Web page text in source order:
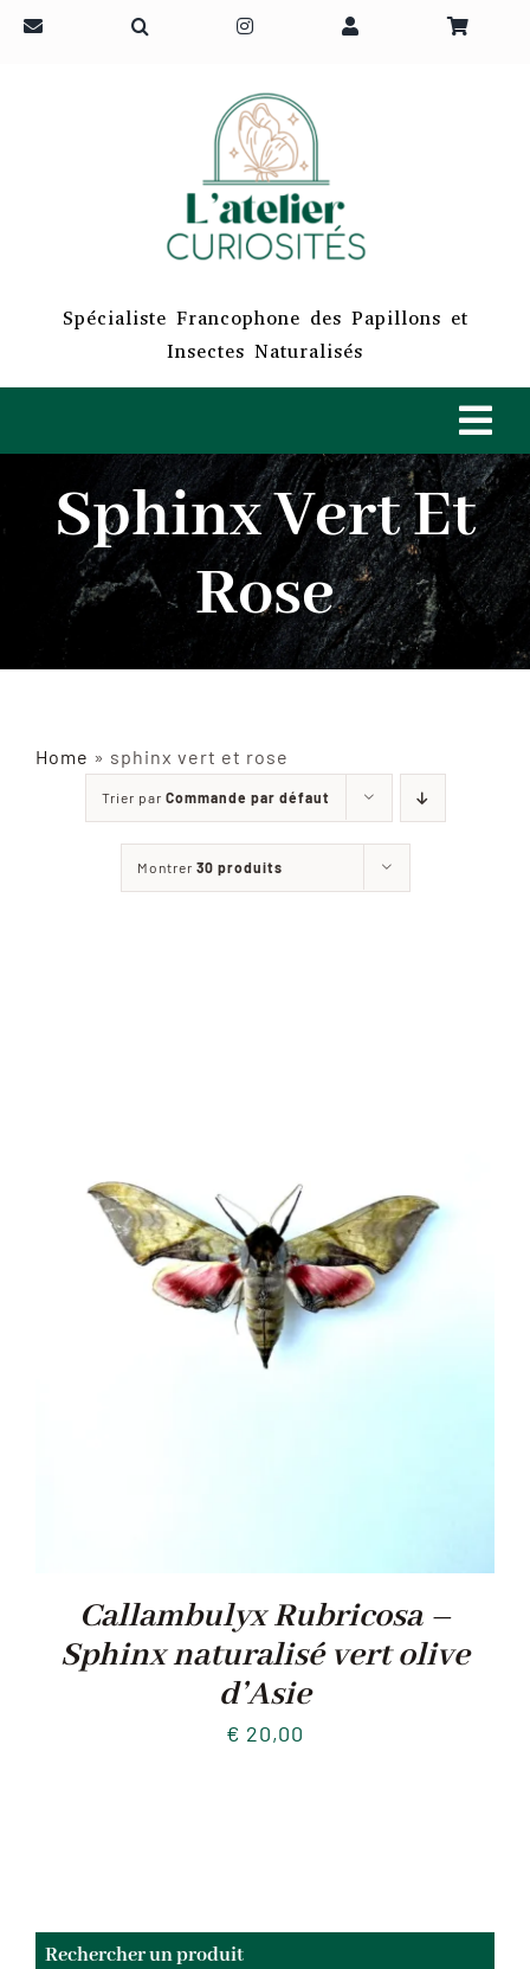
Passer
Spécialiste Francophone des Papillons et
Insectes Naturalisés
ACCUEIL
INSECTES NATURALISÉS
CURIOSITÉS
Sphinx Vert Et
Rose
Home » sphinx vert et rose
Trier par Commande par défaut
Montrer 30 produits
Callambulyx Rubricosa –
Sphinx naturalisé vert olive
d’Asie
€ 20,00
Rechercher un produit